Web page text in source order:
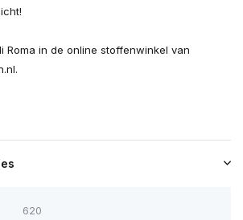
Roma in de online stoffenwinkel van
620